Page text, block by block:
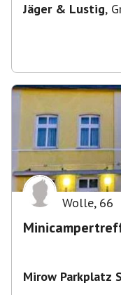
Jäger & Lustig,
Wolle, 66
Mirow Parkplatz